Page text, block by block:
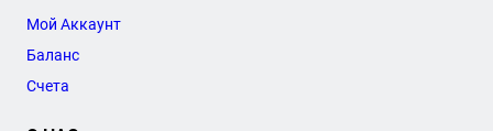
Мой Аккаунт
Баланс
Счета